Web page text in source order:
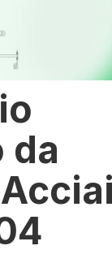
da